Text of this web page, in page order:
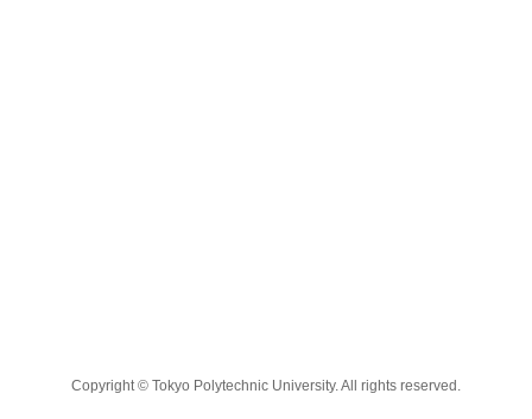
Copyright © Tokyo Polytechnic University. All rights reserved.